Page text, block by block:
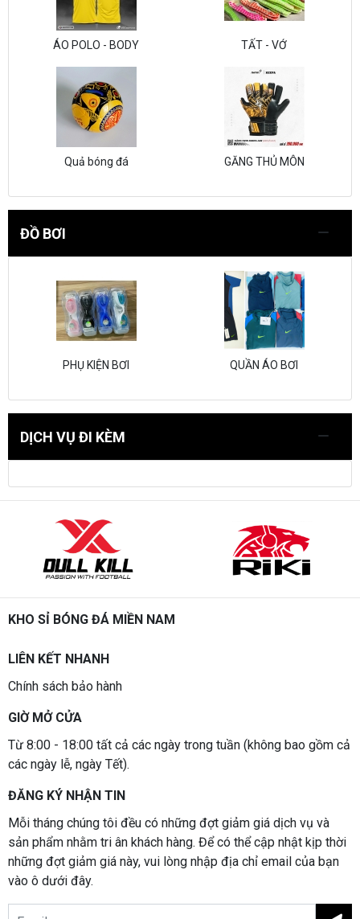
ÁO POLO - BODY TẤT - VỚ
Quả bóng đá GĂNG THỦ MÔN
ĐỒ BƠI
PHỤ KIỆN BƠI QUẦN ÁO BƠI
DỊCH VỤ ĐI KÈM
KHO SỈ BÓNG ĐÁ MIỀN NAM
LIÊN KẾT NHANH
Chính sách bảo hành
GIỜ MỞ CỬA
Từ 8:00 - 18:00 tất cả các ngày trong tuần (không bao gồm cả
các ngày lễ, ngày Tết).
ĐĂNG KÝ NHẬN TIN
Mỗi tháng chúng tôi đều có những đợt giảm giá dịch vụ và
sản phẩm nhằm tri ân khách hàng. Để có thể cập nhật kịp thời
những đợt giảm giá này, vui lòng nhập địa chỉ email của bạn
vào ô dưới đây.